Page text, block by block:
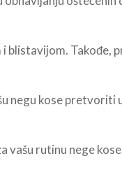
blistavijom.
negu kose pretvoriti
vašu rutinu nege